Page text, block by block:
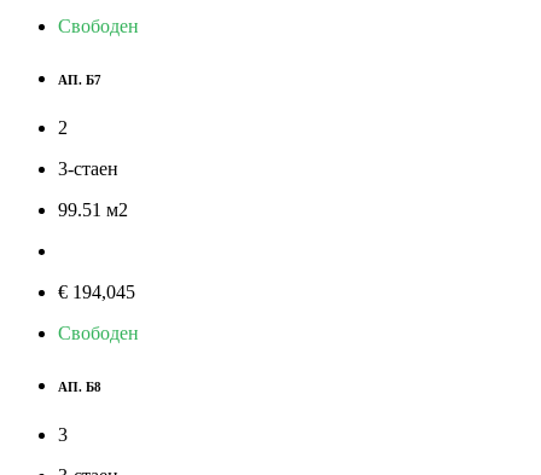
Свободен
АП. Б7
2
3-стаен
99.51 м2
€ 194,045
Свободен
АП. Б8
3